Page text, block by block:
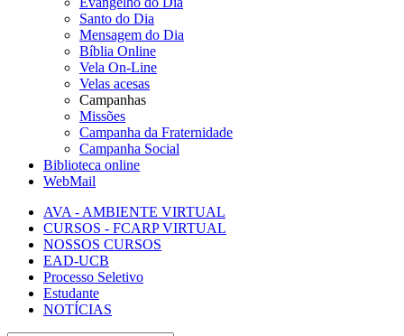
Santo do Dia
Mensagem do Dia
Bíblia Online
Vela On-Line
Velas acesas
Campanhas
Missões
Campanha da Fraternidade
Campanha Social
Biblioteca online
WebMail
AVA - AMBIENTE VIRTUAL
CURSOS - FCARP VIRTUAL
NOSSOS CURSOS
EAD-UCB
Processo Seletivo
Estudante
NOTÍCIAS